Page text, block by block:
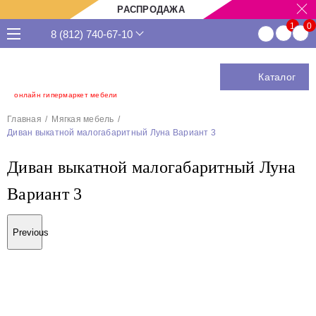
РАСПРОДАЖА
онлайн гипермаркет мебели
8 (812) 740-67-10
Каталог
Главная
Мягкая мебель
Диван выкатной малогабаритный Луна Вариант 3
Диван выкатной малогабаритный Луна
Вариант 3
Previous